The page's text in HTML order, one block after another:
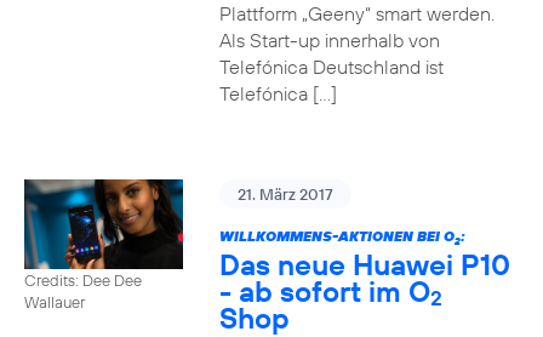
Plattform „Geeny“ smart werden.
Als Start-up innerhalb von
Telefónica Deutschland ist
Telefónica […]
Credits: Dee Dee
Wallauer
21. März 2017
WILLKOMMENS-AKTIONEN BEI O2:
Das neue Huawei P10
- ab sofort im O2
Shop